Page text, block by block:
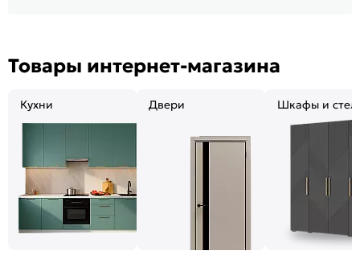
Товары интернет-магазина
Кухни Двери Шкафы и